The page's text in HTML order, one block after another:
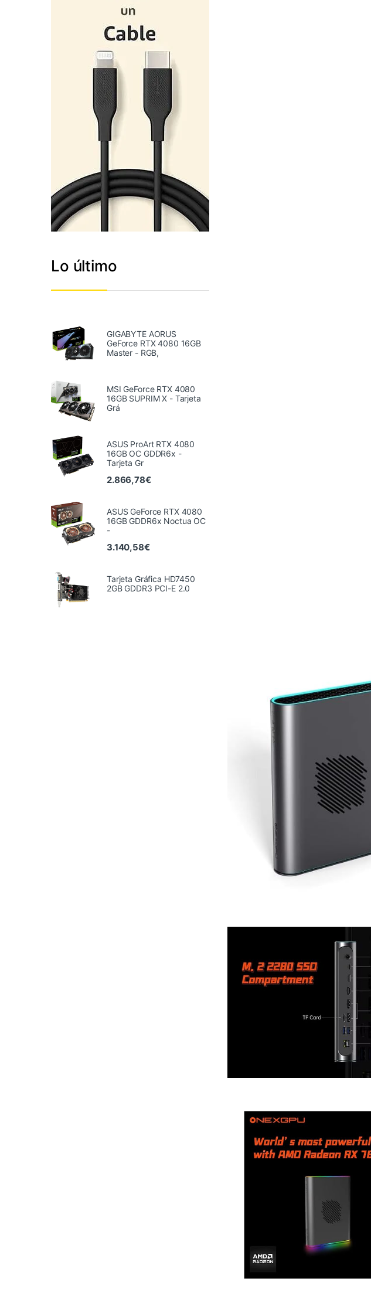
Lo último
GIGABYTE AORUS
GeForce RTX 4080 16GB
Master - RGB,
MSI GeForce RTX 4080
16GB SUPRIM X - Tarjeta
Grá
ASUS ProArt RTX 4080
16GB OC GDDR6x -
Tarjeta Gr
2.866,78€
ASUS GeForce RTX 4080
16GB GDDR6x Noctua OC
-
3.140,58€
Tarjeta Gráfica HD7450
2GB GDDR3 PCI-E 2.0